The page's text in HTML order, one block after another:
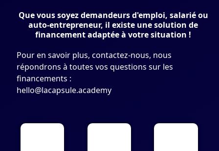
Que vous soyez demandeurs d'emploi, salarié ou
auto-entrepreneur, il existe une solution de
financement adaptée à votre situation !
Pour en savoir plus, contactez-nous, nous
répondrons à toutes vos questions sur les
financements :
hello@lacapsule.academy